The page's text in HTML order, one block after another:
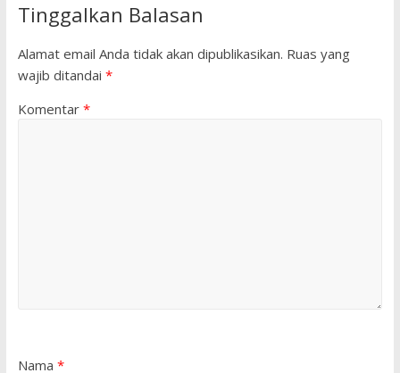
Tinggalkan Balasan
Alamat email Anda tidak akan dipublikasikan. Ruas yang
wajib ditandai *
Komentar *
Nama *